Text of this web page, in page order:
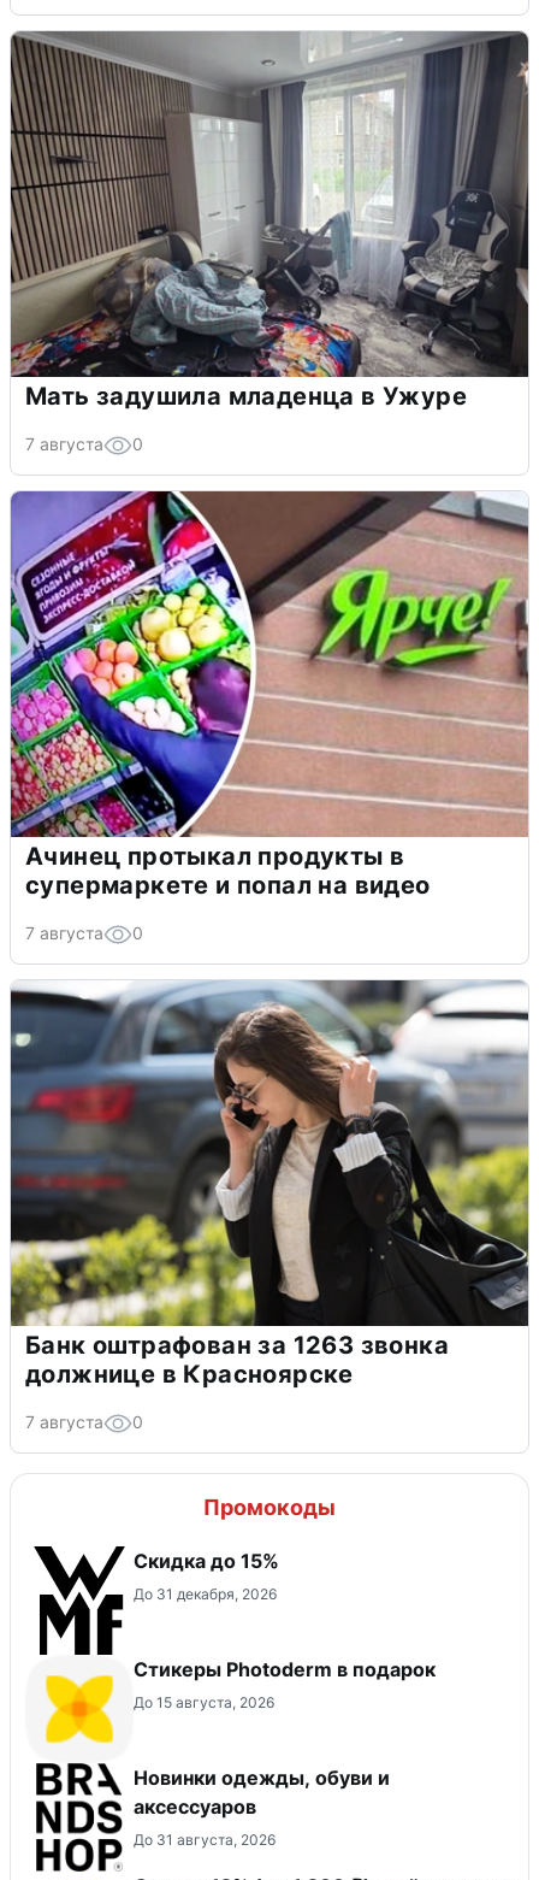
Мать задушила младенца в Ужуре
7 августа 0
Ачинец протыкал продукты в
супермаркете и попал на видео
7 августа 0
Банк оштрафован за 1263 звонка
должнице в Красноярске
7 августа 0
Промокоды
Скидка до 15%
До 31 декабря, 2026
Стикеры Photoderm в подарок
До 15 августа, 2026
Новинки одежды, обуви и
аксессуаров
До 31 августа, 2026